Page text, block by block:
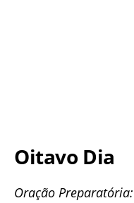
Oitavo Dia
Oração Preparatória: